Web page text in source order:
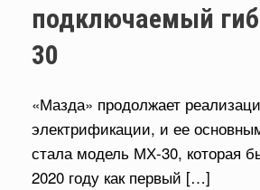
подключаемый
30
«Мазда» продолжает
электрификации, и ее
стала модель МХ-30, которая
2020 году как первый […]